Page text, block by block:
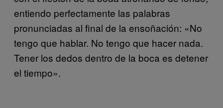
entiendo perfectamente las palabras
pronunciadas al final de la ensoñación: «No
tengo que hablar. No tengo que hacer nada.
Tener los dedos dentro de la boca es detener
el tiempo».